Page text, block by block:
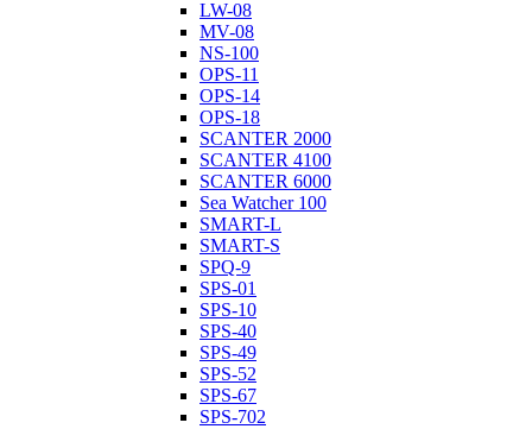
LW-08
MV-08
NS-100
OPS-11
OPS-14
OPS-18
SCANTER 2000
SCANTER 4100
SCANTER 6000
Sea Watcher 100
SMART-L
SMART-S
SPQ-9
SPS-01
SPS-10
SPS-40
SPS-49
SPS-52
SPS-67
SPS-702